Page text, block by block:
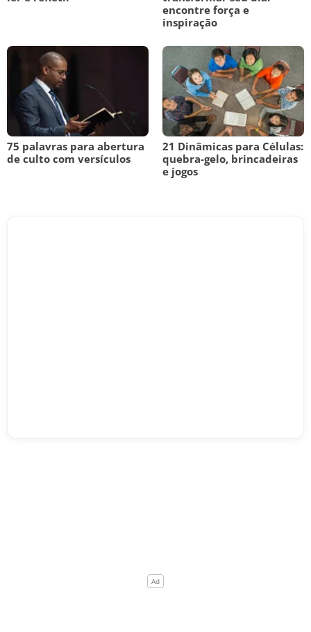
encontre força e
inspiração
75 palavras para abertura
de culto com versículos
21 Dinâmicas para Células:
quebra-gelo, brincadeiras
e jogos